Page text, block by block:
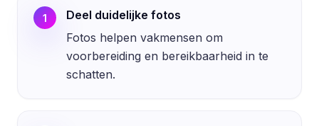
1
Deel duidelijke fotos
Fotos helpen vakmensen om
voorbereiding en bereikbaarheid in te
schatten.